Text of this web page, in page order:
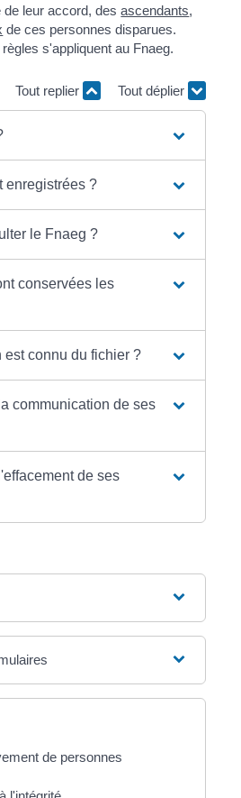
de leur accord, desascendants,
de ces personnes disparues.
s'appliquent au Fnaeg.
Tout replier Tout déplier
enregistrées ?
le Fnaeg ?
conservées les
est connu du fichier ?
communication de ses
de ses
de personnes